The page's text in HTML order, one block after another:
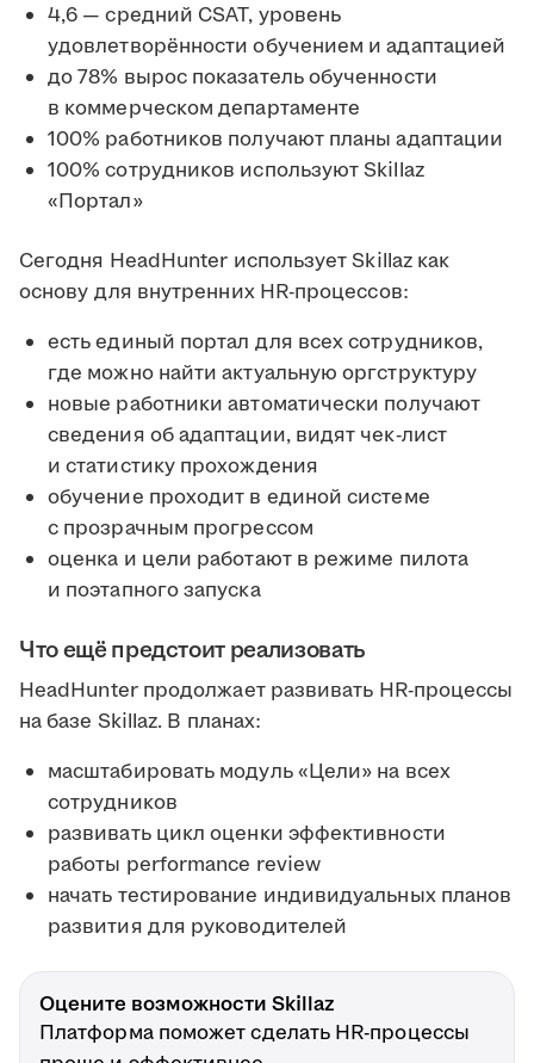
4,6 — средний CSAT, уровень
удовлетворённости обучением и адаптацией
до 78% вырос показатель обученности
в коммерческом департаменте
100% работников получают планы адаптации
100% сотрудников используют Skillaz
«Портал»
Сегодня HeadHunter использует Skillaz как
основу для внутренних HR-процессов:
есть единый портал для всех сотрудников,
где можно найти актуальную оргструктуру
новые работники автоматически получают
сведения об адаптации, видят чек-лист
и статистику прохождения
обучение проходит в единой системе
с прозрачным прогрессом
оценка и цели работают в режиме пилота
и поэтапного запуска
Что ещё предстоит реализовать
HeadHunter продолжает развивать HR-процессы
на базе Skillaz. В планах:
масштабировать модуль «Цели» на всех
сотрудников
развивать цикл оценки эффективности
работы performance review
начать тестирование индивидуальных планов
развития для руководителей
Оцените возможности Skillaz
Платформа поможет сделать HR-процессы